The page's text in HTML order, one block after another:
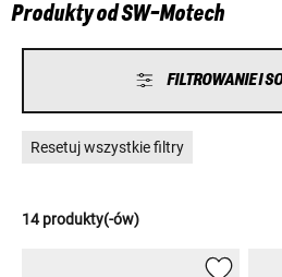
Produkty od SW-Motech
FILTROWANIE I
Resetuj wszystkie filtry
14 produkty(-ów)